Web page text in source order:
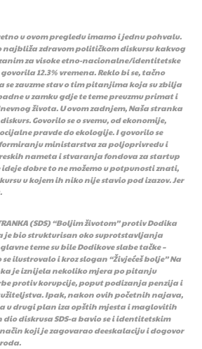
u ovom pregledu imamo i jednu pohvalu.
najbliža zdravom političkom diskursu kakvog
za visoke etno-nacionalne/identitetske
12.3% vremena. Reklo bi se, tačno
se zauzme stav o tim pitanjima koja su zbilja
u zamku gdje te teme preuzmu primat i
života. U ovom zadnjem, Naša stranka
Govorilo se o svemu, od ekonomije,
pravde do ekologije. I govorilo se
ministarstva za poljoprivredu i
nameta i stvaranja fondova za startup
dobre to ne možemo u potpunosti znati,
u kojem ih niko nije stavio pod izazov. Jer
(SDS) “Boljim životom” protiv Dodika
je bio strukturisan oko suprotstavljanja
teme su bile Dodikove slabe tačke –
ilustrovalo i kroz slogan “Živjećeš bolje” Na
je iznijela nekoliko mjera po pitanju
protiv korupcije, poput podizanja penzija i
Ipak, nakon ovih početnih najava,
u drugi plan iza opštih mjesta i maglovitih
diskrusa SDS-a bavio se i identitetskim
koji je zagovarao deeskalaciju i dogovor